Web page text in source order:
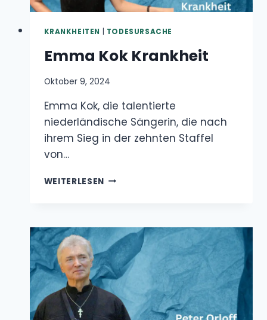
KRANKHEITEN TODESURSACHE
Emma Kok Krankheit
Oktober 9, 2024
Emma Kok, die talentierte niederländische
Staffel von…
WEITERLESENEMMA